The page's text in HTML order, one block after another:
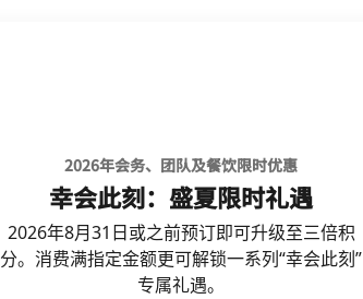
2026年会务、团队及餐饮限时优惠
幸会此刻：盛夏限时礼遇
2026年8月31日或之前预订即可升级至三倍积
分。消费满指定金额更可解锁一系列“幸会此刻”
专属礼遇。